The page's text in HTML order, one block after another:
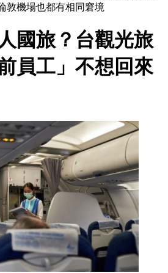
敦機場也都有相同窘境
國旅？台觀光旅
員工」不想回來